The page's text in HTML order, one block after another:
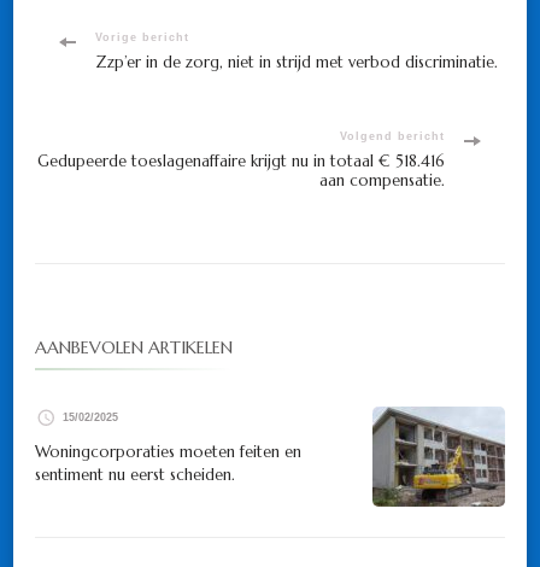
Bericht
Vorige bericht
Zzp’er in de zorg, niet in strijd met verbod discriminatie.
Volgend bericht
Gedupeerde toeslagenaffaire krijgt nu in totaal € 518.416
aan compensatie.
AANBEVOLEN ARTIKELEN
15/02/2025
Woningcorporaties moeten feiten en
sentiment nu eerst scheiden.